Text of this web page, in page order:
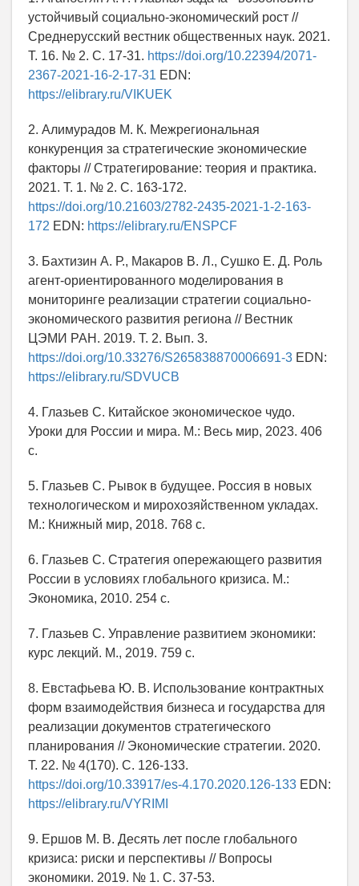
устойчивый социально-экономический рост //
Среднерусский вестник общественных наук. 2021.
Т. 16. № 2. С. 17-31. https://doi.org/10.22394/2071-
2367-2021-16-2-17-31 EDN:
https://elibrary.ru/VIKUEK
2. Алимурадов М. К. Межрегиональная
конкуренция за стратегические экономические
факторы // Стратегирование: теория и практика.
2021. Т. 1. № 2. С. 163-172.
https://doi.org/10.21603/2782-2435-2021-1-2-163-
172 EDN: https://elibrary.ru/ENSPCF
3. Бахтизин А. Р., Макаров В. Л., Сушко Е. Д. Роль
агент-ориентированного моделирования в
мониторинге реализации стратегии социально-
экономического развития региона // Вестник
ЦЭМИ РАН. 2019. T. 2. Вып. 3.
https://doi.org/10.33276/S265838870006691-3 EDN:
https://elibrary.ru/SDVUCB
4. Глазьев С. Китайское экономическое чудо.
Уроки для России и мира. М.: Весь мир, 2023. 406
с.
5. Глазьев С. Рывок в будущее. Россия в новых
технологическом и мирохозяйственном укладах.
М.: Книжный мир, 2018. 768 с.
6. Глазьев С. Стратегия опережающего развития
России в условиях глобального кризиса. М.:
Экономика, 2010. 254 с.
7. Глазьев С. Управление развитием экономики:
курс лекций. М., 2019. 759 с.
8. Евстафьева Ю. В. Использование контрактных
форм взаимодействия бизнеса и государства для
реализации документов стратегического
планирования // Экономические стратегии. 2020.
Т. 22. № 4(170). С. 126-133.
https://doi.org/10.33917/es-4.170.2020.126-133 EDN:
https://elibrary.ru/VYRIMI
9. Ершов М. В. Десять лет после глобального
кризиса: риски и перспективы // Вопросы
экономики. 2019. № 1. С. 37-53.